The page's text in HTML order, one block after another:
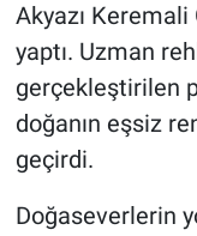
Akyazı
yaptı. Uzman
gerçekleştirilen
doğanın eşsiz
geçirdi.
Doğaseverlerin